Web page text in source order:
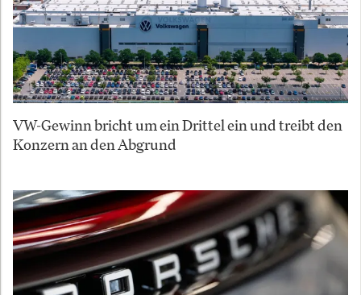
VW-Gewinn bricht um ein Drittel ein und treibt den
Konzern an den Abgrund